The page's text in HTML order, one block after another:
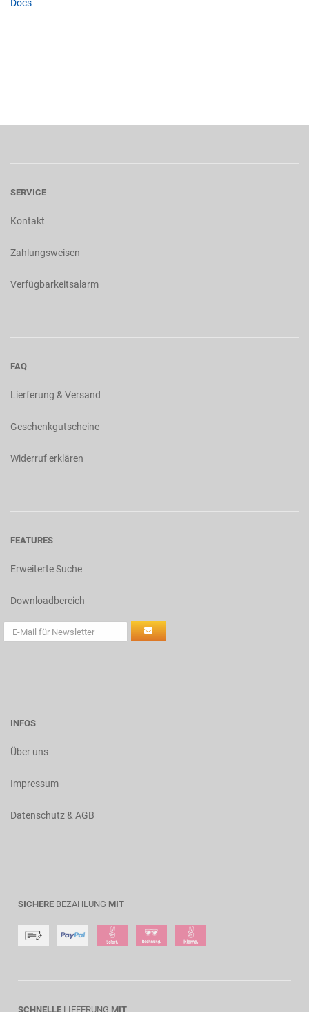
Docs
SERVICE
Kontakt
Zahlungsweisen
Verfügbarkeitsalarm
FAQ
Lierferung & Versand
Geschenkgutscheine
Widerruf erklären
FEATURES
Erweiterte Suche
Downloadbereich
INFOS
Über uns
Impressum
Datenschutz & AGB
SICHERE BEZAHLUNG MIT
SCHNELLE LIEFERUNG MIT